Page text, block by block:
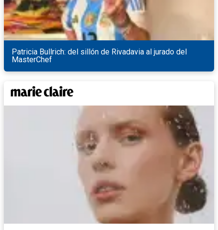
Patricia Bullrich: del sillón de Rivadavia al jurado del
MasterChef